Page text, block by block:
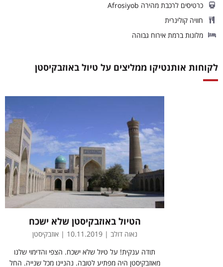
כרטיסים לרכבת מהירה Afrosiyob
חוויה קולינרית
מלונות ברמת אירוח גבוהה
לקוחות אותנטיקו ממליצים על טיול באוזבקיסטן
הטיול באוזבקיסטן שלא ישכח
נאוה דולב | 10.11.2019 | אוזבקיסטן
תודה ענקית! על טיול שלא ישכח. הצפי והדימוי שלנו
מאוזבקיסטן היה מפתיע לטובה. נהניינו מכל שנייה. החל